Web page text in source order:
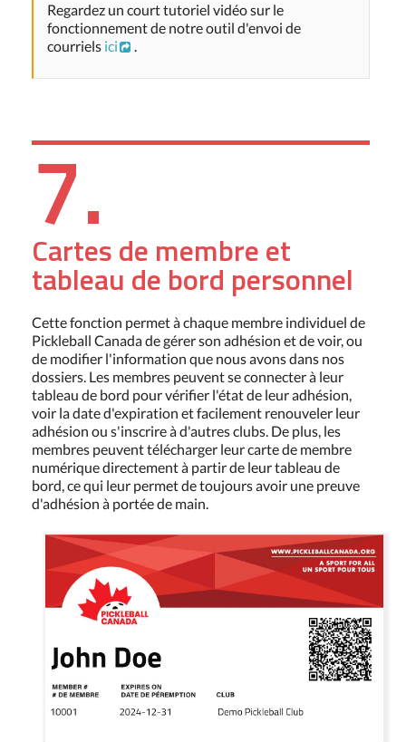
Regardez un court tutoriel vidéo sur le
fonctionnement de notre outil d'envoi de
courriels ici .
7.
Cartes de membre et
tableau de bord personnel
Cette fonction permet à chaque membre individuel de
Pickleball Canada de gérer son adhésion et de voir, ou
de modifier l'information que nous avons dans nos
dossiers. Les membres peuvent se connecter à leur
tableau de bord pour vérifier l'état de leur adhésion,
voir la date d'expiration et facilement renouveler leur
adhésion ou s'inscrire à d'autres clubs. De plus, les
membres peuvent télécharger leur carte de membre
numérique directement à partir de leur tableau de
bord, ce qui leur permet de toujours avoir une preuve
d'adhésion à portée de main.